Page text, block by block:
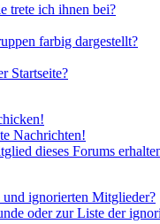
trete ich ihnen bei?
farbig dargestellt?
Startseite?
Nachrichten!
dieses Forums
ignorierten Mitglieder?
oder zur Liste der